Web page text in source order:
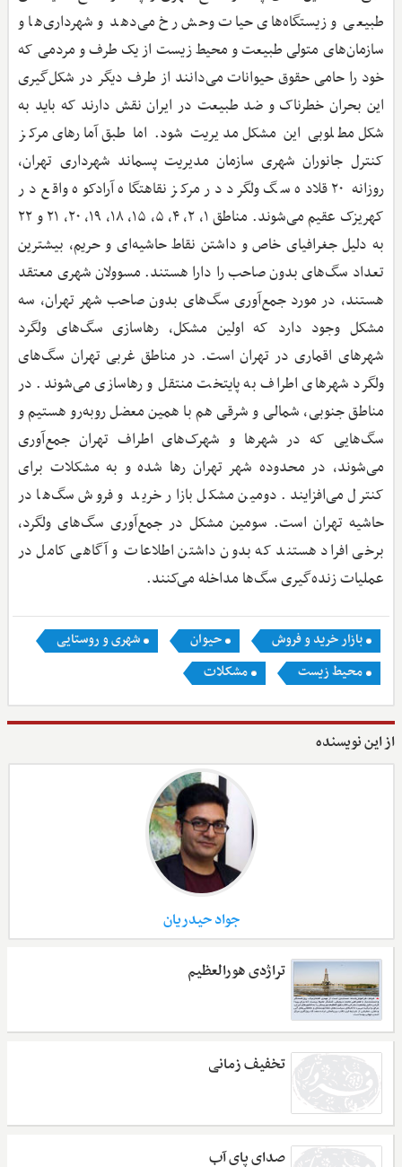
طبیعی و زیستگاه‌های حیات وحش رخ می‌دهد و شهرداری‌ها و
سازمان‌های متولی طبیعت و محیط‌ زیست از یک طرف و مردمی که
خود را حامی حقوق حیوانات می‌دانند از طرف دیگر در شکل‌گیری
این بحران خطرناک و ضد طبیعت در ایران نقش دارند که باید به
شکل مطلوبی این مشکل مدیریت شود. اما طبق آمارهای مرکز
کنترل جانوران شهری سازمان مدیریت پسماند شهرداری تهران،
روزانه ۲۰ قلاده سگ ولگرد در مرکز نقاهتگاه آرادکوه واقع در
کهریزک عقیم می‌شوند. مناطق ۱، ۲، ۴، ۵، ۱۵، ۱۸، ۱۹، ۲۰، ۲۱ و ۲۲
به دلیل جغرافیای خاص و داشتن نقاط حاشیه‌ای و حریم، بیشترین
تعداد سگ‌های بدون صاحب را دارا هستند. مسوولان شهری معتقد
هستند، در مورد جمع‌آوری سگ‌های بدون صاحب شهر تهران، سه
مشکل وجود دارد که اولین مشکل، رهاسازی سگ‌های ولگرد
شهرهای اقماری در تهران است. در مناطق غربی تهران سگ‌های
ولگرد شهرهای اطراف به پایتخت منتقل و رهاسازی می‌شوند. در
مناطق جنوبی، شمالی و شرقی هم با همین معضل روبه‌رو هستیم و
سگ‌هایی که در شهرها و شهرک‌های اطراف تهران جمع‌آوری
می‌شوند، در محدوده شهر تهران رها شده و به مشکلات برای
کنترل می‌افزایند. دومین مشکل بازار خرید و فروش سگ‌ها در
حاشیه تهران است. سومین مشکل در جمع‌آوری سگ‌های ولگرد،
برخی افراد هستند که بدون داشتن اطلاعات و آگاهی کامل در
عملیات زنده‌گیری سگ‌ها مداخله می‌کنند.
بازار خرید و فروش حیوان
شهری و روستایی
محیط زیست
مشکلات
از این نویسنده
جواد حیدریان
تراژدی هورالعظیم
تخفیف زمانی
صدای پای آب